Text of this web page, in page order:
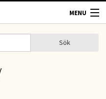
MENU
Sök